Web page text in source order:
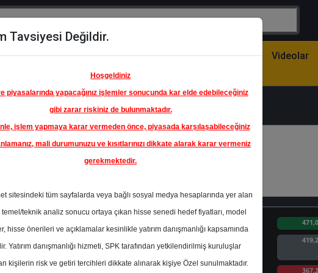
Hisse
Öne
Çıkanlar
Raporlar Partnerlerimiz Videolar
En Yüksek Tahmin
Ortalama Fiyat
Tahmini
Tavsiyesi Değildir.
Hoşgeldiniz
piyasalarında yapacağınız işlemler sonucunda kar elde edebileceğiniz
gibi zarar riskiniz de bulunmaktadır.
işlem yapmaya karar vermeden önce, piyasada karşılaşabileceğiniz
mali durumunuzu ve kısıtlarınızı dikkate alarak karar vermeniz
gerekmektedir.
sitesindeki tüm sayfalarda veya bağlı sosyal medya hesaplarında yer alan
teknik analiz sonucu ortaya çıkan hisse senedi hedef fiyatları, model
hisse önerileri ve açıklamalar kesinlikle yatırım danışmanlığı kapsamında
Yatırım danışmanlığı hizmeti, SPK tarafından yetkilendirilmiş kuruluşlar
kişilerin risk ve getiri tercihleri dikkate alınarak kişiye Özel sunulmaktadır.